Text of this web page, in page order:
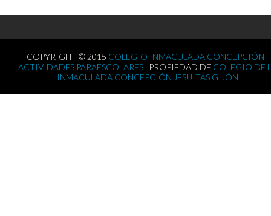
COPYRIGHT © 2015 COLEGIO INMACULADA CONCEPCIÓN -
ACTIVIDADES PARAESCOLARES . PROPIEDAD DE COLEGIO DE
INMACULADA CONCEPCIÓN JESUITAS GIJÓN